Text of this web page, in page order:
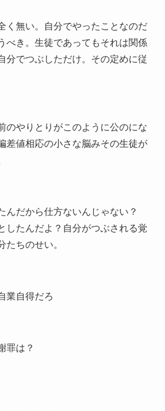
く無い。自分でやったことなのだ
べき。生徒であってもそれは関係
分でつぶしただけ。その定めに従
のやりとりがこのように公のにな
差値相応の小さな脳みその生徒が
んだから仕方ないんじゃない？
したんだよ？自分がつぶされる覚
たちのせい。
業自得だろ
罪は？